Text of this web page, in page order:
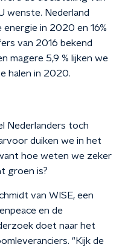
wenste. Nederland
in 2020 en 16%
van 2016 bekend
magere 5,9 % lijken we
halen in 2020.
Nederlanders toch
duiken we in het
hoe weten we zeker
groen is?
van WISE, een
en de
doet naar het
"Kijk de